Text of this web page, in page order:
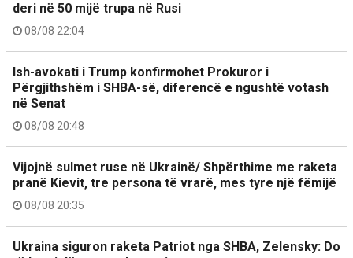
deri në 50 mijë trupa në Rusi
08/08 22:04
Ish-avokati i Trump konfirmohet Prokuror i
Përgjithshëm i SHBA-së, diferencë e ngushtë votash
në Senat
08/08 20:48
Vijojnë sulmet ruse në Ukrainë/ Shpërthime me raketa
pranë Kievit, tre persona të vrarë, mes tyre një fëmijë
08/08 20:35
Ukraina siguron raketa Patriot nga SHBA, Zelensky: Do